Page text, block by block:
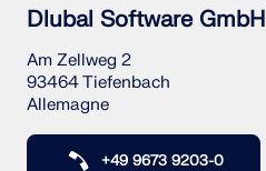
Dlubal Software GmbH
Am Zellweg 2
93464 Tiefenbach
Allemagne
+49 9673 9203-0